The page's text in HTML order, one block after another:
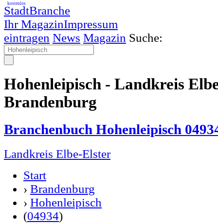
StadtBranche
Ihr MagazinImpressum
kostenlos
eintragen News Magazin Suche:
Hohenleipisch - Landkreis
Brandenburg
Branchenbuch Hohenleipisch
Landkreis Elbe-Elster
Start
› Brandenburg
› Hohenleipisch
(04934)